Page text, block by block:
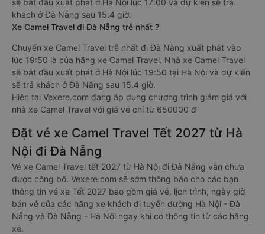
sẽ bắt đầu xuất phát ở Hà Nội lúc 17:00 và dự kiến sẽ trả
khách ở Đà Nẵng sau 15.4 giờ.
Xe Camel Travel đi Đà Nẵng trễ nhất ?
Chuyến xe Camel Travel trễ nhất đi Đà Nẵng xuất phát vào
lúc 19:50 là của hãng xe Camel Travel. Nhà xe Camel Travel
sẽ bắt đầu xuất phát ở Hà Nội lúc 19:50 tại Hà Nội và dự kiến
sẽ trả khách ở Đà Nẵng sau 15.4 giờ.
Hiện tại Vexere.com đang áp dụng chương trình giảm giá với
nhà xe Camel Travel với giá vé chỉ từ 650000 đ
Đặt vé xe Camel Travel Tết 2027 từ Hà
Nội đi Đà Nẵng
Vé xe Camel Travel tết 2027 từ Hà Nội đi Đà Nẵng vẫn chưa
được công bố. Vexere.com sẽ sớm thông báo cho các bạn
thông tin vé xe Tết 2027 bao gồm giá vé, lịch trình, ngày giờ
bán vé của các hãng xe khách đi tuyến đường Hà Nội - Đà
Nẵng và Đà Nẵng - Hà Nội ngay khi có thông tin từ các hãng
xe.